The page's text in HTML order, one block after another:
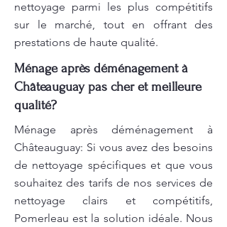
nettoyage parmi les plus compétitifs
sur le marché, tout en offrant des
prestations de haute qualité.
Ménage après déménagement à
Châteauguay pas cher et meilleure
qualité?
Ménage après déménagement à
Châteauguay: Si vous avez des besoins
de nettoyage spécifiques et que vous
souhaitez des tarifs de nos services de
nettoyage clairs et compétitifs,
Pomerleau est la solution idéale. Nous